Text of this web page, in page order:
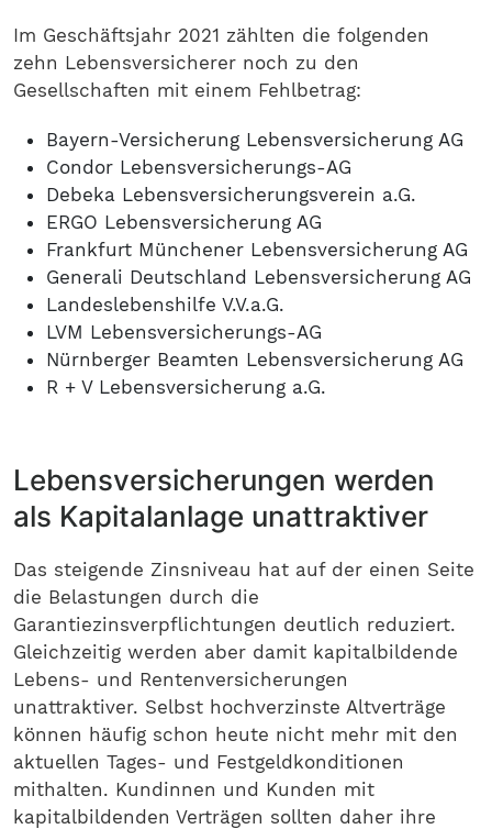
Im Geschäftsjahr 2021 zählten die folgenden
zehn Lebensversicherer noch zu den
Gesellschaften mit einem Fehlbetrag:
Bayern-Versicherung Lebensversicherung AG
Condor Lebensversicherungs-AG
Debeka Lebensversicherungsverein a.G.
ERGO Lebensversicherung AG
Frankfurt Münchener Lebensversicherung AG
Generali Deutschland Lebensversicherung AG
Landeslebenshilfe V.V.a.G.
LVM Lebensversicherungs-AG
Nürnberger Beamten Lebensversicherung AG
R + V Lebensversicherung a.G.
Lebensversicherungen werden
als Kapitalanlage unattraktiver
Das steigende Zinsniveau hat auf der einen Seite
die Belastungen durch die
Garantiezinsverpflichtungen deutlich reduziert.
Gleichzeitig werden aber damit kapitalbildende
Lebens- und Rentenversicherungen
unattraktiver. Selbst hochverzinste Altverträge
können häufig schon heute nicht mehr mit den
aktuellen Tages- und Festgeldkonditionen
mithalten. Kundinnen und Kunden mit
kapitalbildenden Verträgen sollten daher ihre